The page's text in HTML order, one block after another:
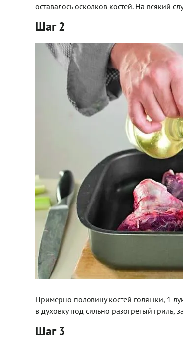
оставалось осколков костей. На всякий
Шаг 2
Примерно половину костей голяшки, 1
в духовку под сильно разогретый гриль,
Шаг 3